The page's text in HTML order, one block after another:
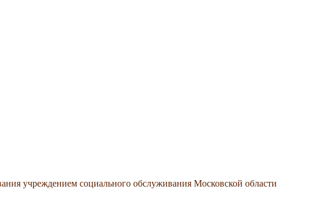
учреждением социального обслуживания Московской области